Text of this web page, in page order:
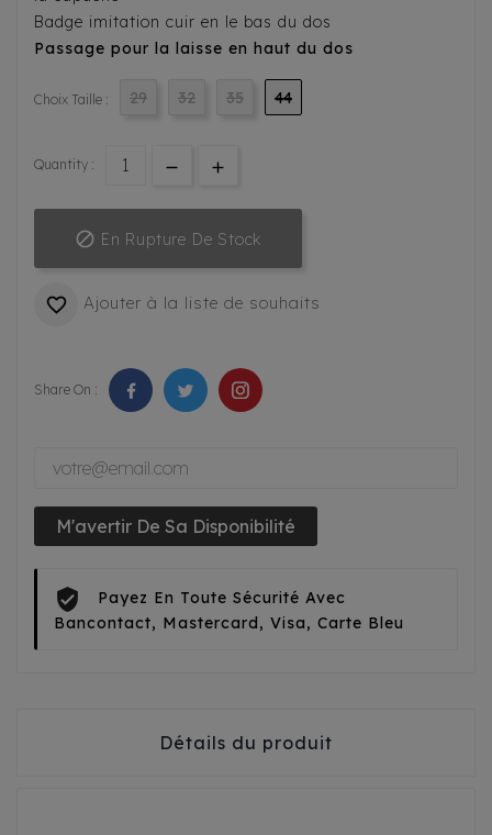
Badge imitation cuir en le bas du dos
Passage pour la laisse en haut du dos
Choix Taille : 29 32 35 44
Quantity :
 En Rupture De Stock
 Ajouter à la liste de souhaits
Share On :
M'avertir De Sa Disponibilité
Payez En Toute Sécurité Avec
Bancontact, Mastercard, Visa, Carte Bleu
Détails du produit